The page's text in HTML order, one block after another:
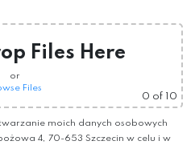
Files Here
or
Files
0 of 10
moich danych osobowych
4, 70-653 Szczecin w celu i w